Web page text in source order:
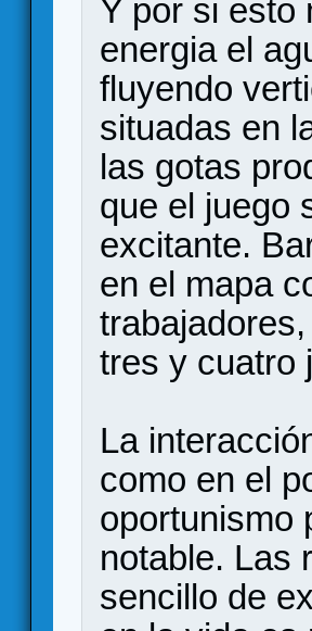
Y por si esto
energia el
fluyendo
situadas en
las gotas
que el juego
excitante.
en el mapa
tres y cuatro
La
como en el
oportunismo
notable. Las
sencillo de